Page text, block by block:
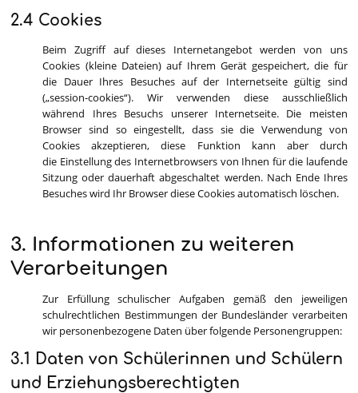
2.4 Cookies
Beim Zugriff auf dieses Internetangebot werden von uns
Cookies (kleine Dateien) auf Ihrem Gerät gespeichert, die für
die Dauer Ihres Besuches auf der Internetseite gültig sind
(„session-cookies“). Wir verwenden diese ausschließlich
während Ihres Besuchs unserer Internetseite. Die meisten
Browser sind so eingestellt, dass sie die Verwendung von
Cookies akzeptieren, diese Funktion kann aber durch
die Einstellung des Internetbrowsers von Ihnen für die laufende
Sitzung oder dauerhaft abgeschaltet werden. Nach Ende Ihres
Besuches wird Ihr Browser diese Cookies automatisch löschen.
3. Informationen zu weiteren
Verarbeitungen
Zur Erfüllung schulischer Aufgaben gemäß den jeweiligen
schulrechtlichen Bestimmungen der Bundesländer verarbeiten
wir personenbezogene Daten über folgende Personengruppen:
3.1 Daten von Schülerinnen und Schülern
und Erziehungsberechtigten